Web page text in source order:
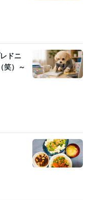
ドニ
笑）～